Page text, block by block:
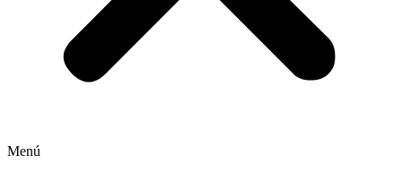
Menú